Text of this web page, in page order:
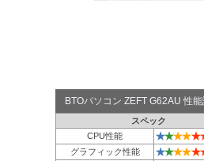
BTOパソコン ZEFT G62AU 性
スペック
CPU性能
★★★★★
グラフィック性能 ★★★★★